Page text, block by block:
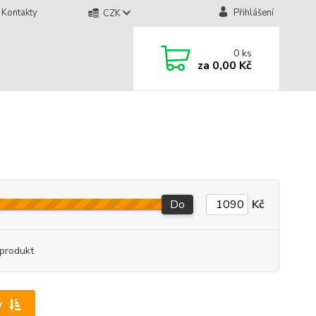
Kontakty CZK Přihlášení
0ks
za 0,00 Kč
Do Kč